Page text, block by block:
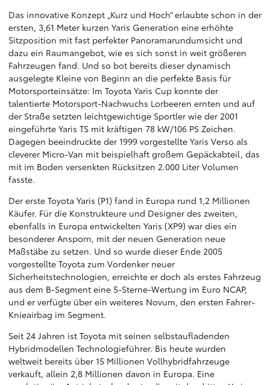
Das innovative Konzept „Kurz und Hoch“ erlaubte schon in der
ersten, 3,61 Meter kurzen Yaris Generation eine erhöhte
Sitzposition mit fast perfekter Panoramarundumsicht und
dazu ein Raumangebot, wie es sich sonst in weit größeren
Fahrzeugen fand. Und so bot bereits dieser dynamisch
ausgelegte Kleine von Beginn an die perfekte Basis für
Motorsporteinsätze: Im Toyota Yaris Cup konnte der
talentierte Motorsport-Nachwuchs Lorbeeren ernten und auf
der Straße setzten leichtgewichtige Sportler wie der 2001
eingeführte Yaris TS mit kräftigen 78 kW/106 PS Zeichen.
Dagegen beeindruckte der 1999 vorgestellte Yaris Verso als
cleverer Micro-Van mit beispielhaft großem Gepäckabteil, das
mit im Boden versenkten Rücksitzen 2.000 Liter Volumen
fasste.
Der erste Toyota Yaris (P1) fand in Europa rund 1,2 Millionen
Käufer. Für die Konstrukteure und Designer des zweiten,
ebenfalls in Europa entwickelten Yaris (XP9) war dies ein
besonderer Ansporn, mit der neuen Generation neue
Maßstäbe zu setzen. Und so wurde dieser Ende 2005
vorgestellte Toyota zum Vordenker neuer
Sicherheitstechnologien, erreichte er doch als erstes Fahrzeug
aus dem B-Segment eine 5-Sterne-Wertung im Euro NCAP,
und er verfügte über ein weiteres Novum, den ersten Fahrer-
Knieairbag im Segment.
Seit 24 Jahren ist Toyota mit seinen selbstaufladenden
Hybridmodellen Technologieführer. Bis heute wurden
weltweit bereits über 15 Millionen Vollhybridfahrzeuge
verkauft, allein 2,8 Millionen davon in Europa. Eine